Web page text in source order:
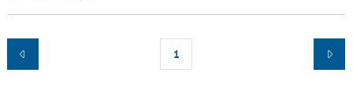
1